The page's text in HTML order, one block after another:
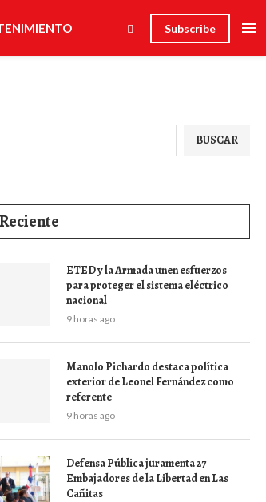
Subscribe
BUSCAR
ETED y la Armada unen esfuerzos
para proteger el sistema eléctrico
nacional
9 horas ago
Manolo Pichardo destaca política
exterior de Leonel Fernández como
referente
9 horas ago
Defensa Pública juramenta 27
Embajadores de la Libertad en Las
Cañitas